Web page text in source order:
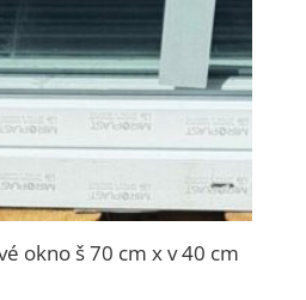
okno š 70 cm x v 40 cm